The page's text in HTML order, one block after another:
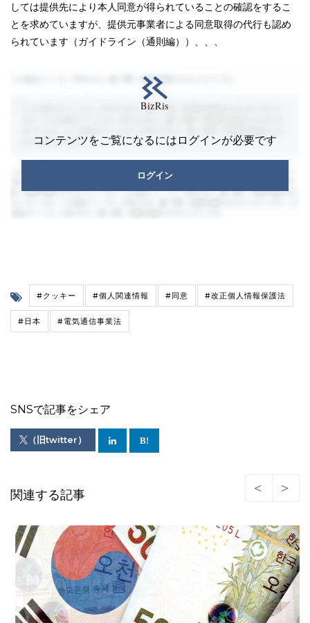
しては提供先により本人同意が得られていることの確認をするこ
とを求めていますが、提供元事業者による同意取得の代行も認め
られています（ガイドライン（通則編））、、、
コンテンツをご覧になるにはログインが必要です
ログイン
#クッキー #個人関連情報 #同意 #改正個人情報保護法
#日本 #電気通信事業法
SNSで記事をシェア
（旧twitter）
関連する記事